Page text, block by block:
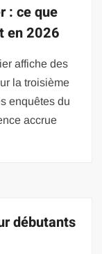
: ce que
en 2026
affiche des
la troisième
enquêtes du
accrue
débutants